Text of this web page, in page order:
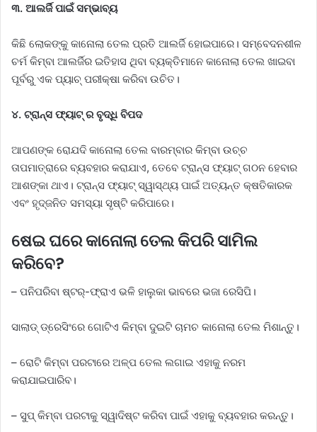
୩. ଆଲର୍ଜି ପାଇଁ ସମ୍ଭାବ୍ୟ
କିଛି ଲୋକଙ୍କୁ କାନୋଲା ତେଲ ପ୍ରତି ଆଲର୍ଜି ହୋଇପାରେ। ସମ୍ବେଦନଶୀଳ
ଚର୍ମ କିମ୍ବା ଆଲର୍ଜିର ଇତିହାସ ଥିବା ବ୍ୟକ୍ତିମାନେ କାନୋଲା ତେଲ ଖାଇବା
ପୂର୍ବରୁ ଏକ ପ୍ୟାଚ୍ ପରୀକ୍ଷା କରିବା ଉଚିତ।
୪. ଟ୍ରାନ୍ସ ଫ୍ୟାଟ୍ ର ବୃଦ୍ଧି ବିପଦ
ଆପଣଙ୍କ ରୋଯଦି କାନୋଲା ତେଲ ବାରମ୍ବାର କିମ୍ବା ଉଚ୍ଚ
ତାପମାତ୍ରାରେ ବ୍ୟବହାର କରାଯାଏ, ତେବେ ଟ୍ରାନ୍ସ ଫ୍ୟାଟ୍ ଗଠନ ହେବାର
ଆଶଙ୍କା ଥାଏ। ଟ୍ରାନ୍ସ ଫ୍ୟାଟ୍ ସ୍ୱାସ୍ଥ୍ୟ ପାଇଁ ଅତ୍ୟନ୍ତ କ୍ଷତିକାରକ
ଏବଂ ହୃଦ୍‌ଜନିତ ସମସ୍ୟା ସୃଷ୍ଟି କରିପାରେ।
ଷେଇ ଘରେ କାନୋଲା ତେଲ କିପରି ସାମିଲ
କରିବେ?
– ପନିପରିବା ଷ୍ଟର୍-ଫ୍ରାଏ ଭଳି ହାଲୁକା ଭାବରେ ଭଜା ରେସିପି।
ସାଲାଡ୍ ଡ୍ରେସିଂରେ ଗୋଟିଏ କିମ୍ବା ଦୁଇଟି ଚାମଚ କାନୋଲା ତେଲ ମିଶାନ୍ତୁ।
– ରୋଟି କିମ୍ବା ପରଟାରେ ଅଳ୍ପ ତେଲ ଲଗାଇ ଏହାକୁ ନରମ
କରାଯାଇପାରିବ।
– ସୁପ୍ କିମ୍ବା ପରଟାକୁ ସ୍ୱାଦିଷ୍ଟ କରିବା ପାଇଁ ଏହାକୁ ବ୍ୟବହାର କରନ୍ତୁ।